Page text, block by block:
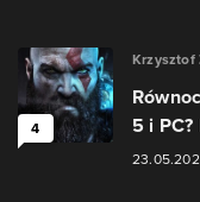
4
Krzysztof
5 i